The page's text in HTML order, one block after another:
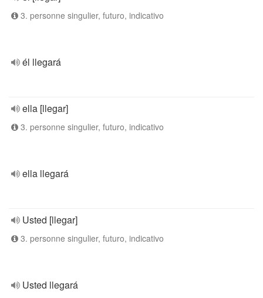
3. personne singulier, futuro, indicativo
él llegará
ella [llegar]
3. personne singulier, futuro, indicativo
ella llegará
Usted [llegar]
3. personne singulier, futuro, indicativo
Usted llegará